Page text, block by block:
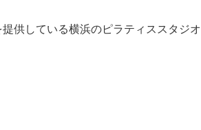
供している横浜のピラティススタジオ